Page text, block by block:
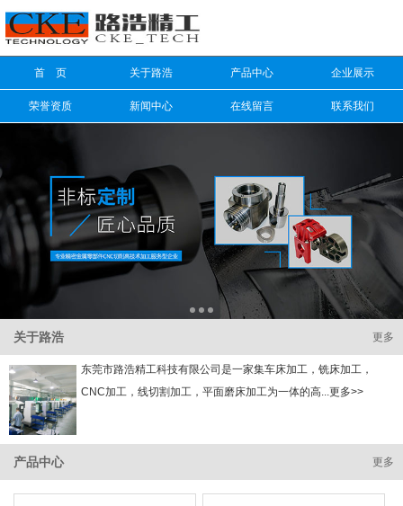
首 页 关于路浩 产品中心 企业展示
荣誉资质 新闻中心 在线留言 联系我们
更多
关于路浩
东莞市路浩精工科技有限公司是一家集车床加工，铣床加工，
CNC加工，线切割加工，平面磨床加工为一体的高...更多>>
更多
产品中心
信息搜索